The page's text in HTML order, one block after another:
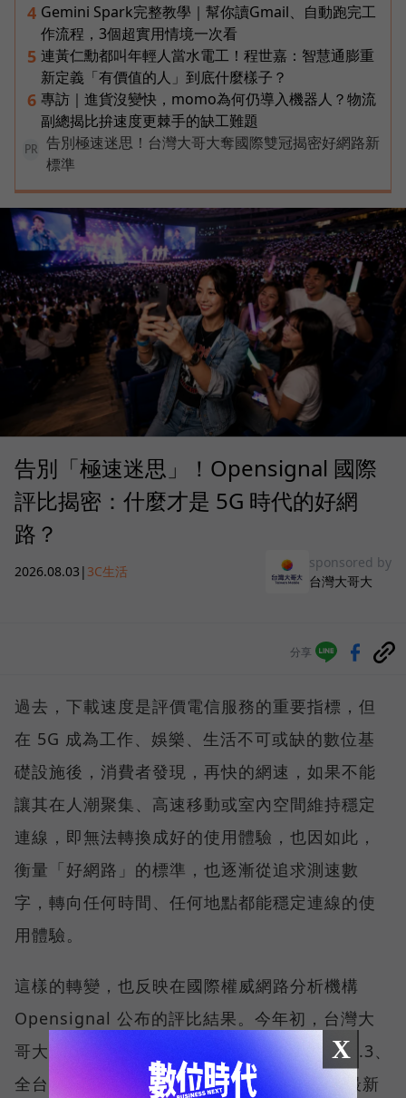
4 Gemini Spark完整教學｜幫你讀Gmail、自動跑完工
作流程，3個超實用情境一次看
5 連黃仁勳都叫年輕人當水電工！程世嘉：智慧通膨重
新定義「有價值的人」到底什麼樣子？
6 專訪｜進貨沒變快，momo為何仍導入機器人？物流
副總揭比拚速度更棘手的缺工難題
PR
告別極速迷思！台灣大哥大奪國際雙冠揭密好網路新
標準
告別「極速迷思」！Opensignal 國際
評比揭密：什麼才是 5G 時代的好網
路？
2026.08.03 | 3C生活
sponsored by
台灣大哥大
分享
過去，下載速度是評價電信服務的重要指標，但
在 5G 成為工作、娛樂、生活不可或缺的數位基
礎設施後，消費者發現，再快的網速，如果不能
讓其在人潮聚集、高速移動或室內空間維持穩定
連線，即無法轉換成好的使用體驗，也因如此，
衡量「好網路」的標準，也逐漸從追求測速數
字，轉向任何時間、任何地點都能穩定連線的使
用體驗。
這樣的轉變，也反映在國際權威網路分析機構
Opensignal 公布的評比結果。今年初，台灣大
哥大不僅率先奪下「 4G／5G 在線率全球 No.3、
全台 No.1 」國際級榮譽，在 Opensignal 最新
X